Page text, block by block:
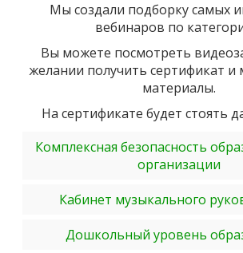
Мы создали подборку самых
вебинаров по
Вы можете посмотреть
желании получить сертификат и
материалы.
На сертификате будет стоять
Комплексная безопасность
организации
Кабинет музыкального
Дошкольный уровень